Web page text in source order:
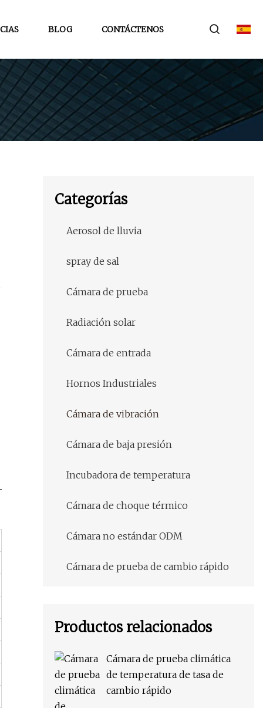
BLOG CONTÁCTENOS
Categorías
Aerosol de lluvia
spray de sal
Cámara de prueba
Radiación solar
Cámara de entrada
Hornos Industriales
Cámara de vibración
Cámara de baja presión
Incubadora de temperatura
Cámara de choque térmico
Cámara no estándar ODM
Cámara de prueba de cambio rápido
Productos relacionados
Cámara de prueba climática
de temperatura de tasa de
cambio rápido